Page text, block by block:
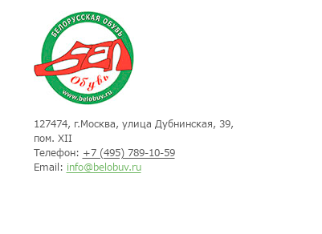
127474, г.Москва, улица Дубнинская, 39,
пом. XII
Телефон: +7 (495) 789-10-59
Email: info@belobuv.ru